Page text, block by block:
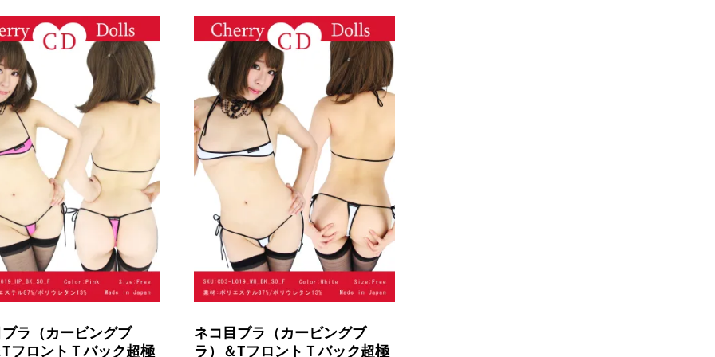
ラ（カービングブ
フロントＴバック超極
ネコ目ブラ（カービングブ
ラ）＆TフロントＴバック超極